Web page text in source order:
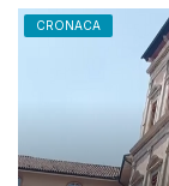
CRONACA